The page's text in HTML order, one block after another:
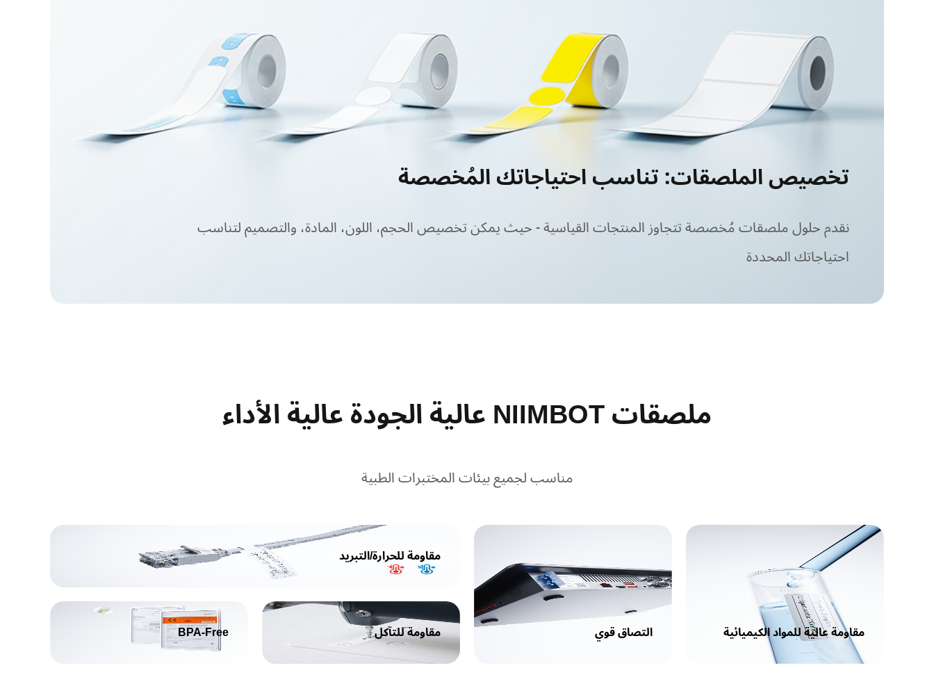
تخصيص الملصقات: تناسب احتياجاتك المُخصصة
نقدم حلول ملصقات مُخصصة تتجاوز المنتجات القياسية - حيث يمكن تخصيص الحجم، اللون، المادة، والتصميم لتناسب
احتياجاتك المحددة
ملصقات NIIMBOT عالية الجودة عالية الأداء
مناسب لجميع بيئات المختبرات الطبية
مقاومة عالية للمواد الكيميائية التصاق قوي
مقاومة للحرارة/التبريد
مقاومة للتآكل BPA-Free